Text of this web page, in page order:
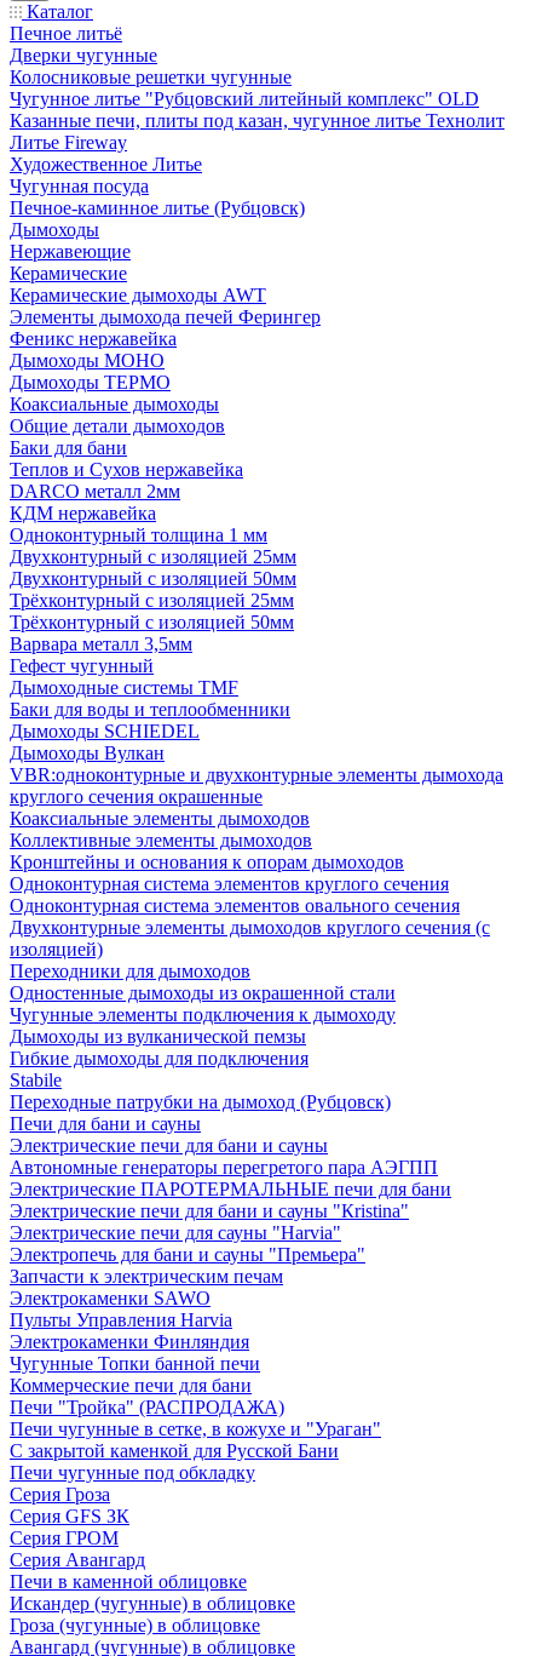
Каталог
Печное литьё
Дверки чугунные
Колосниковые решетки чугунные
Чугунное литье "Рубцовский литейный комплекс" OLD
Казанные печи, плиты под казан, чугунное литье Технолит
Литье Fireway
Художественное Литье
Чугунная посуда
Печное-каминное литье (Рубцовск)
Дымоходы
Нержавеющие
Керамические
Керамические дымоходы AWT
Элементы дымохода печей Ферингер
Феникс нержавейка
Дымоходы МОНО
Дымоходы ТЕРМО
Коаксиальные дымоходы
Общие детали дымоходов
Баки для бани
Теплов и Сухов нержавейка
DARCO металл 2мм
КДМ нержавейка
Одноконтурный толщина 1 мм
Двухконтурный с изоляцией 25мм
Двухконтурный с изоляцией 50мм
Трёхконтурный с изоляцией 25мм
Трёхконтурный с изоляцией 50мм
Варвара металл 3,5мм
Гефест чугунный
Дымоходные системы TMF
Баки для воды и теплообменники
Дымоходы SCHIEDEL
Дымоходы Вулкан
VBR:одноконтурные и двухконтурные элементы дымохода
круглого сечения окрашенные
Коаксиальные элементы дымоходов
Коллективные элементы дымоходов
Кронштейны и основания к опорам дымоходов
Одноконтурная система элементов круглого сечения
Одноконтурная система элементов овального сечения
Двухконтурные элементы дымоходов круглого сечения (с
изоляцией)
Переходники для дымоходов
Одностенные дымоходы из окрашенной стали
Чугунные элементы подключения к дымоходу
Дымоходы из вулканической пемзы
Гибкие дымоходы для подключения
Stabile
Переходные патрубки на дымоход (Рубцовск)
Печи для бани и сауны
Электрические печи для бани и сауны
Автономные генераторы перегретого пара АЭГПП
Электрические ПАРОТЕРМАЛЬНЫЕ печи для бани
Электрические печи для бани и сауны "Кristina"
Электрические печи для сауны "Harvia"
Электропечь для бани и сауны "Премьера"
Запчасти к электрическим печам
Электрокаменки SAWO
Пульты Управления Harvia
Электрокаменки Финляндия
Чугунные Топки банной печи
Коммерческие печи для бани
Печи "Тройка" (РАСПРОДАЖА)
Печи чугунные в сетке, в кожухе и "Ураган"
С закрытой каменкой для Русской Бани
Печи чугунные под обкладку
Серия Гроза
Серия GFS ЗК
Серия ГРОМ
Серия Авангард
Печи в каменной облицовке
Искандер (чугунные) в облицовке
Гроза (чугунные) в облицовке
Авангард (чугунные) в облицовке